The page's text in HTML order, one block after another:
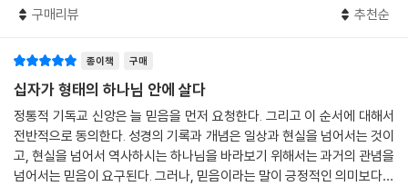
구매리뷰 추천순
종이책 구매
십자가 형태의 하나님 안에 살다
정통적 기독교 신앙은 늘 믿음을 먼저 요청한다. 그리고 이 순서에 대해서
전반적으로 동의한다. 성경의 기록과 개념은 일상과 현실을 넘어서는 것이
고, 현실을 넘어서 역사하시는 하나님을 바라보기 위해서는 과거의 관념을
넘어서는 믿음이 요구된다. 그러나, 믿음이라는 말이 긍정적인 의미보다는